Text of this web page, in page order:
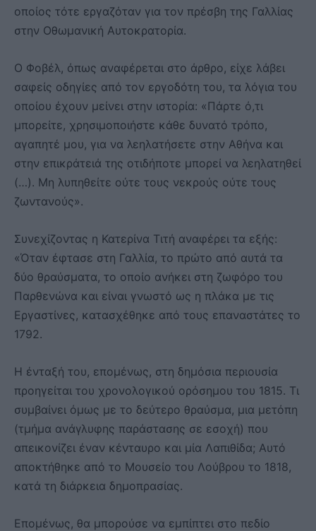
οποίος τότε εργαζόταν για τον πρέσβη της Γαλλίας
στην Οθωμανική Αυτοκρατορία.
Ο Φοβέλ, όπως αναφέρεται στο άρθρο, είχε λάβει
σαφείς οδηγίες από τον εργοδότη του, τα λόγια του
οποίου έχουν μείνει στην ιστορία: «Πάρτε ό,τι
μπορείτε, χρησιμοποιήστε κάθε δυνατό τρόπο,
αγαπητέ μου, για να λεηλατήσετε στην Αθήνα και
στην επικράτειά της οτιδήποτε μπορεί να λεηλατηθεί
(…). Μη λυπηθείτε ούτε τους νεκρούς ούτε τους
ζωντανούς».
Συνεχίζοντας η Κατερίνα Τιτή αναφέρει τα εξής:
«Όταν έφτασε στη Γαλλία, το πρώτο από αυτά τα
δύο θραύσματα, το οποίο ανήκει στη ζωφόρο του
Παρθενώνα και είναι γνωστό ως η πλάκα με τις
Εργαστίνες, κατασχέθηκε από τους επαναστάτες το
1792.
Η ένταξή του, επομένως, στη δημόσια περιουσία
προηγείται του χρονολογικού ορόσημου του 1815. Τι
συμβαίνει όμως με το δεύτερο θραύσμα, μια μετόπη
(τμήμα ανάγλυφης παράστασης σε εσοχή) που
απεικονίζει έναν κένταυρο και μία Λαπιθίδα; Αυτό
αποκτήθηκε από το Μουσείο του Λούβρου το 1818,
κατά τη διάρκεια δημοπρασίας.
Επομένως, θα μπορούσε να εμπίπτει στο πεδίο